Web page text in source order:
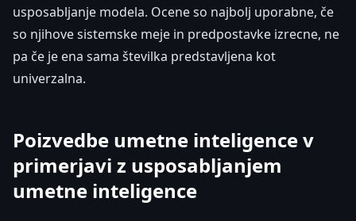
usposabljanje modela. Ocene so najbolj uporabne, če
so njihove sistemske meje in predpostavke izrecne, ne
pa če je ena sama številka predstavljena kot
univerzalna.
Poizvedbe umetne inteligence v
primerjavi z usposabljanjem
umetne inteligence